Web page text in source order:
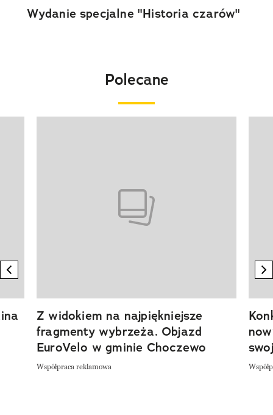
Wydanie specjalne "Historia czarów"
Polecane
previous element
Z widokiem na najpiękniejsze
fragmenty wybrzeża. Objazd
EuroVelo w gminie Choczewo
Współpraca reklamowa